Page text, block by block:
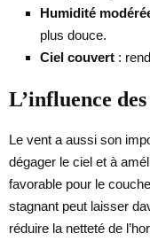
Humidité
plus douce.
Ciel couvert :
L’influence
Le vent a aussi son
dégager le ciel et à
favorable pour le
stagnant peut laisser
réduire la netteté de